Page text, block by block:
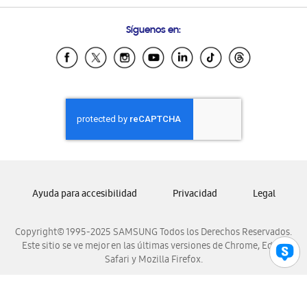
Samsung Ecuador
Samsung El Salvador
Samsung Honduras
Samsung Nicaragua
Samsung Panamá
Samsung Venezuela
Síguenos en:
Copyright© 1995-2025 SAMSUNG Todos los Derechos Reservados.
Este sitio se ve mejor en las últimas versiones de Chrome, Edge,
Safari y Mozilla Firefox.
Ayuda para accesibilidad Privacidad Legal